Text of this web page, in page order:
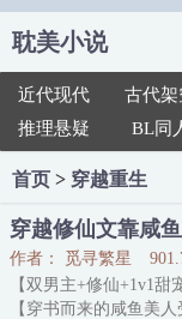
耽美小说
近代现代 古代架
推理悬疑
BL同
首页 > 穿越重生
穿越修仙文靠咸
作者： 觅寻繁星
【双男主+修仙+1v1甜
【穿书而来的咸鱼美